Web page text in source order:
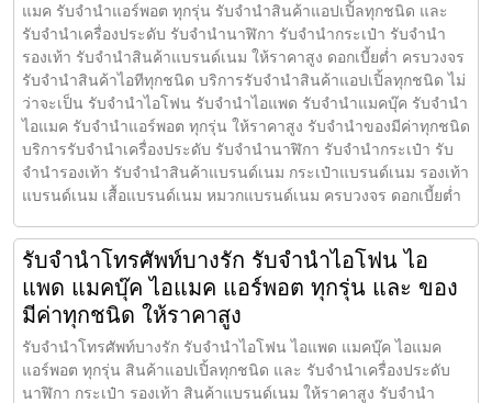
แมค รับจำนำแอร์พอต ทุกรุ่น รับจำนำสินค้าแอปเปิ้ลทุกชนิด และ
รับจำนำเครื่องประดับ รับจำนำนาฬิกา รับจำนำกระเป๋า รับจำนำ
รองเท้า รับจำนำสินค้าแบรนด์เนม ให้ราคาสูง ดอกเบี้ยต่ำ ครบวงจร
รับจำนำสินค้าไอทีทุกชนิด บริการรับจำนำสินค้าแอปเปิ้ลทุกชนิด ไม่
ว่าจะเป็น รับจำนำไอโฟน รับจำนำไอแพด รับจำนำแมคบุ๊ค รับจำนำ
ไอแมค รับจำนำแอร์พอต ทุกรุ่น ให้ราคาสูง รับจำนำของมีค่าทุกชนิด
บริการรับจำนำเครื่องประดับ รับจำนำนาฬิกา รับจำนำกระเป๋า รับ
จำนำรองเท้า รับจำนำสินค้าแบรนด์เนม กระเป๋าแบรนด์เนม รองเท้า
แบรนด์เนม เสื้อแบรนด์เนม หมวกแบรนด์เนม ครบวงจร ดอกเบี้ยต่ำ
รับจำนำโทรศัพท์บางรัก รับจำนำไอโฟน ไอ
แพด แมคบุ๊ค ไอแมค แอร์พอต ทุกรุ่น และ ของ
มีค่าทุกชนิด ให้ราคาสูง
รับจำนำโทรศัพท์บางรัก รับจำนำไอโฟน ไอแพด แมคบุ๊ค ไอแมค
แอร์พอต ทุกรุ่น สินค้าแอปเปิ้ลทุกชนิด และ รับจำนำเครื่องประดับ
นาฬิกา กระเป๋า รองเท้า สินค้าแบรนด์เนม ให้ราคาสูง รับจำนำ